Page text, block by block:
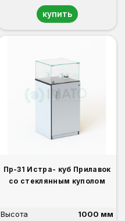
купить
Пр-31 Истра- куб Прилавок
со стеклянным куполом
Высота
1000 мм